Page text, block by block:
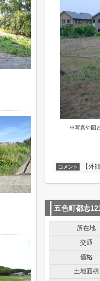
※写真や図
コメント 【外観
五色町都志
所在地
交通
価格
土地面積